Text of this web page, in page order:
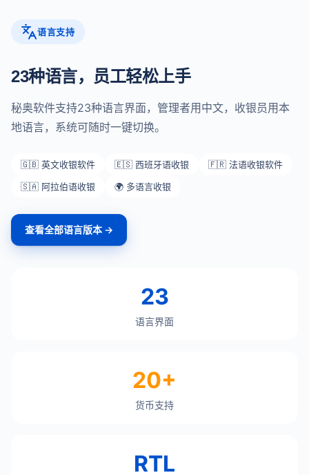
语言支持
23种语言，员工轻松上手
秘奥软件支持23种语言界面，管理者用中文，收银员用本
地语言，系统可随时一键切换。
🇬🇧 英文收银软件 🇪🇸 西班牙语收银
🇫🇷 法语收银软件
🇸🇦 阿拉伯语收银
🌍 多语言收银
查看全部语言版本 →
23
语言界面
20+
货币支持
RTL